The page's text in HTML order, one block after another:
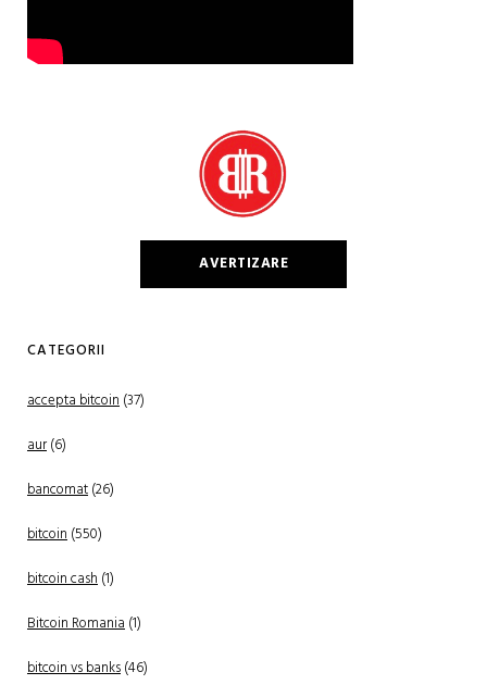
AVERTIZARE
CATEGORII
accepta bitcoin(37)
aur(6)
bancomat(26)
bitcoin(550)
bitcoin cash(1)
Bitcoin Romania(1)
bitcoin vs banks(46)